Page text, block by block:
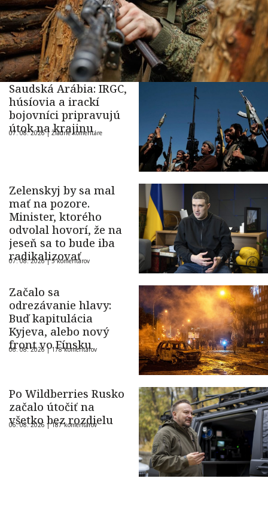
Saudská Arábia: IRGC,
húsíovia a irackí
bojovníci pripravujú
útok na krajinu
07. 08. 2026 |Žiadne komentáre
Zelenskyj by sa mal
mať na pozore.
Minister, ktorého
odvolal hovorí, že na
jeseň sa to bude iba
radikalizovať
07. 08. 2026 |5 komentárov
Začalo sa
odrezávanie hlavy:
Buď kapitulácia
Kyjeva, alebo nový
front vo Fínsku
06. 08. 2026 |178 komentárov
Po Wildberries Rusko
začalo útočiť na
všetko bez rozdielu
06. 08. 2026 |187 komentárov